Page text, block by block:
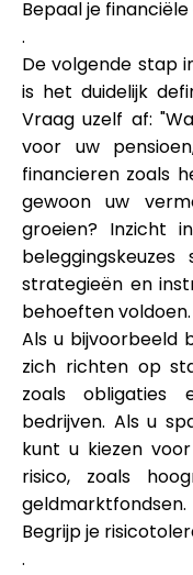
Bepaal je
.
De volgende stap
is het duidelijk
Vraag uzelf af:
voor uw
financieren zoals
gewoon uw
groeien? Inzicht
strategieën en
behoeften voldoen.
Als u bijvoorbeeld
zich richten op
zoals obligaties
bedrijven. Als u
kunt u kiezen
risico, zoals
geldmarktfondsen.
Begrijp je
.